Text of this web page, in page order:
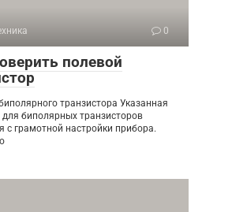
0
полевой
транзистора Указанная
для биполярных транзисторов
с грамотной настройки прибора.